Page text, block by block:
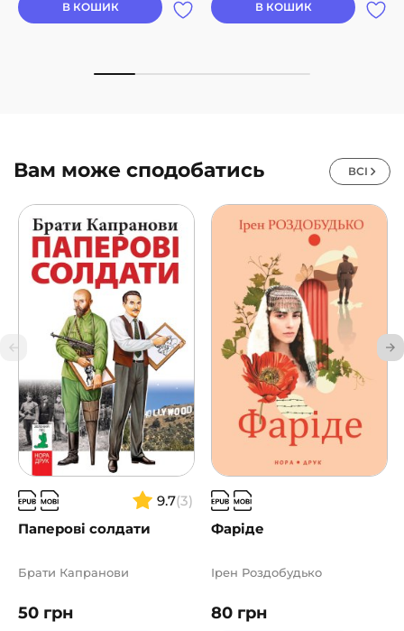
В КОШИК В КОШИК
Вам може сподобатись ВСІ
9.7(3)
Паперові солдати
50 грн
Брати Капранови
Фаріде
80 грн
Ірен Роздобудько